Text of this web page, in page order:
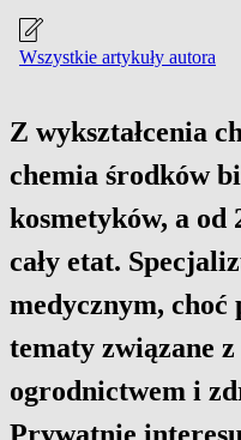
Wszystkie artykuły autora
Z wykształcenia
chemia środków
kosmetyków, a
cały etat.
medycznym, choć
tematy związane
ogrodnictwem i